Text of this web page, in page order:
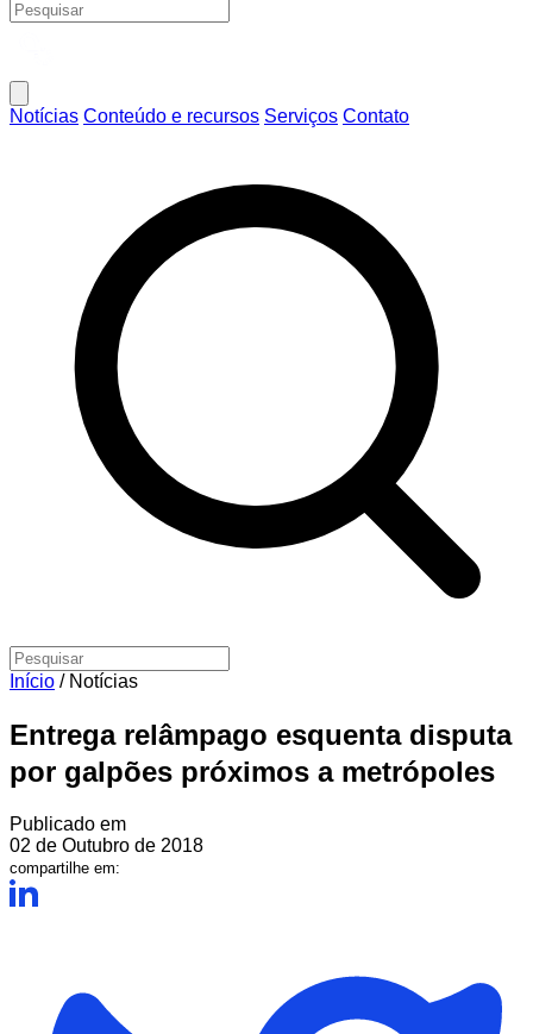
Notícias Conteúdo e recursos Serviços Contato
Início / Notícias
Entrega relâmpago esquenta disputa
por galpões próximos a metrópoles
Publicado em
02 de Outubro de 2018
compartilhe em: